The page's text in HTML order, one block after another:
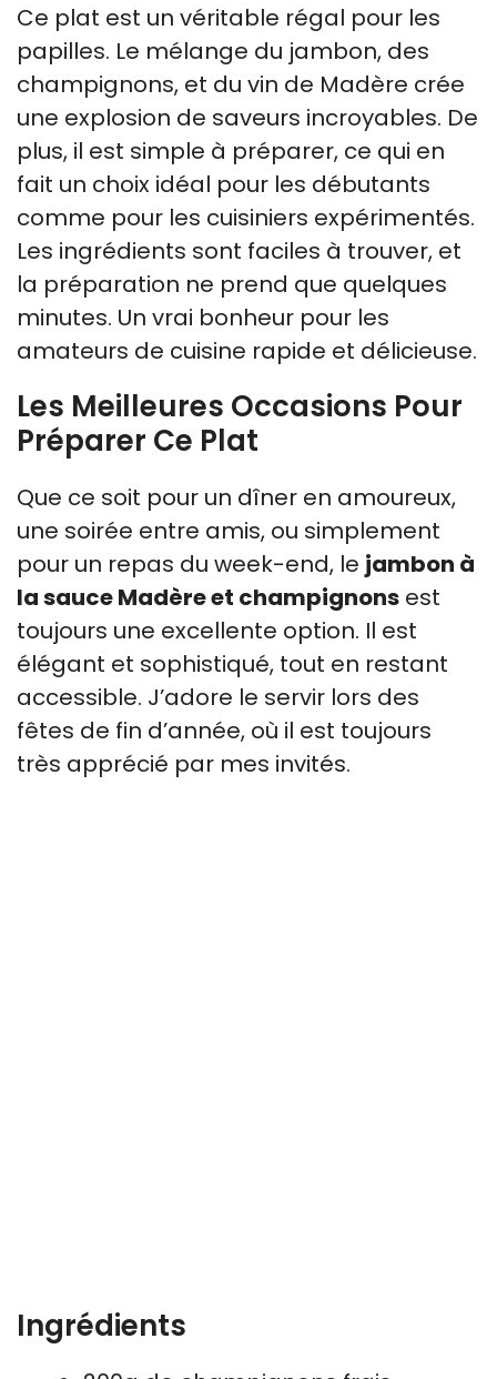
Ce plat est un véritable régal pour les
papilles. Le mélange du jambon, des
champignons, et du vin de Madère crée
une explosion de saveurs incroyables. De
plus, il est simple à préparer, ce qui en
fait un choix idéal pour les débutants
comme pour les cuisiniers expérimentés.
Les ingrédients sont faciles à trouver, et
la préparation ne prend que quelques
minutes. Un vrai bonheur pour les
amateurs de cuisine rapide et délicieuse.
Les Meilleures Occasions Pour
Préparer Ce Plat
Que ce soit pour un dîner en amoureux,
une soirée entre amis, ou simplement
pour un repas du week-end, le jambon à
la sauce Madère et champignons est
toujours une excellente option. Il est
élégant et sophistiqué, tout en restant
accessible. J’adore le servir lors des
fêtes de fin d’année, où il est toujours
très apprécié par mes invités.
Ingrédients